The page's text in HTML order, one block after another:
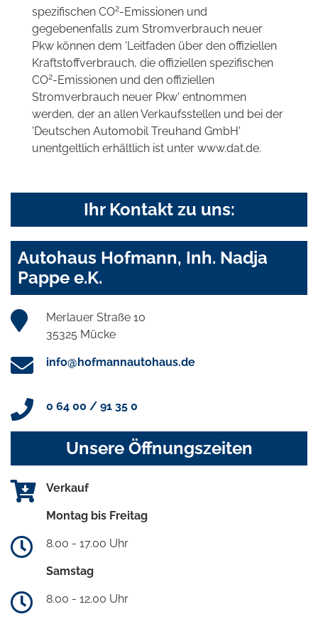
spezifischen CO2-Emissionen und
gegebenenfalls zum Stromverbrauch neuer
Pkw können dem 'Leitfaden über den offiziellen
Kraftstoffverbrauch, die offiziellen spezifischen
CO2-Emissionen und den offiziellen
Stromverbrauch neuer Pkw' entnommen
werden, der an allen Verkaufsstellen und bei der
'Deutschen Automobil Treuhand GmbH'
unentgeltlich erhältlich ist unter www.dat.de.
Ihr Kontakt zu uns:
Autohaus Hofmann, Inh. Nadja
Pappe e.K.
Merlauer Straße 10
35325 Mücke
info@hofmannautohaus.de
0 64 00 / 91 35 0
Unsere Öffnungszeiten
Verkauf
Montag bis Freitag
8.00 - 17.00 Uhr
Samstag
8.00 - 12.00 Uhr